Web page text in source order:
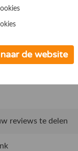
voorwaarden
reviews te delen
de website